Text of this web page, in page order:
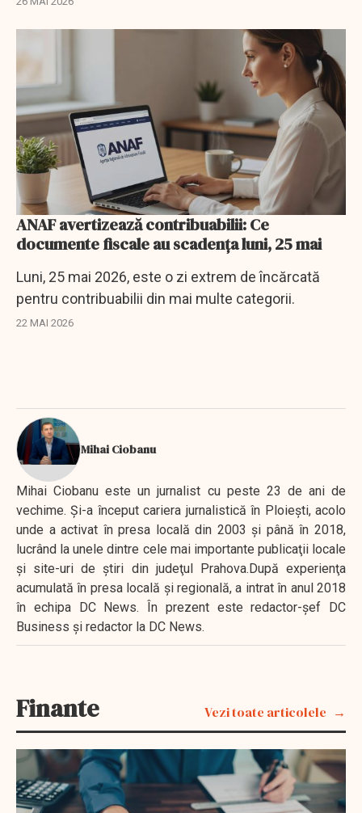
ANAF avertizează contribuabilii: Ce
documente fiscale au scadenţa luni, 25 mai
Luni, 25 mai 2026, este o zi extrem de încărcată
pentru contribuabilii din mai multe categorii.
22 MAI 2026
Mihai Ciobanu
Mihai Ciobanu este un jurnalist cu peste 23 de ani de
vechime. Şi-a început cariera jurnalistică în Ploieşti, acolo
unde a activat în presa locală din 2003 şi până în 2018,
lucrând la unele dintre cele mai importante publicaţii locale
şi site-uri de ştiri din judeţul Prahova.După experienţa
acumulată în presa locală şi regională, a intrat în anul 2018
în echipa DC News. În prezent este redactor-şef DC
Business şi redactor la DC News.
Finante Vezi toate articolele